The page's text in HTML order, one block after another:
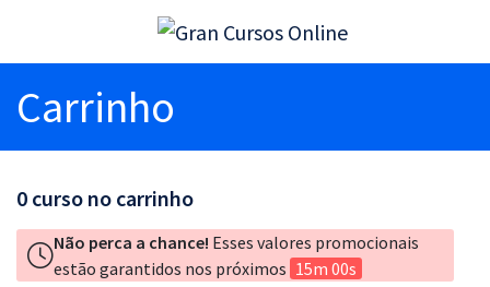
Carrinho
0 curso no carrinho
Não perca a chance! Esses valores promocionais
estão garantidos nos próximos 15m 00s